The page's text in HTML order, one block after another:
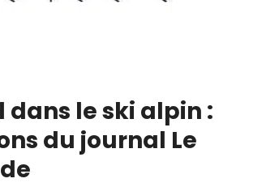
le ski alpin :
du journal Le